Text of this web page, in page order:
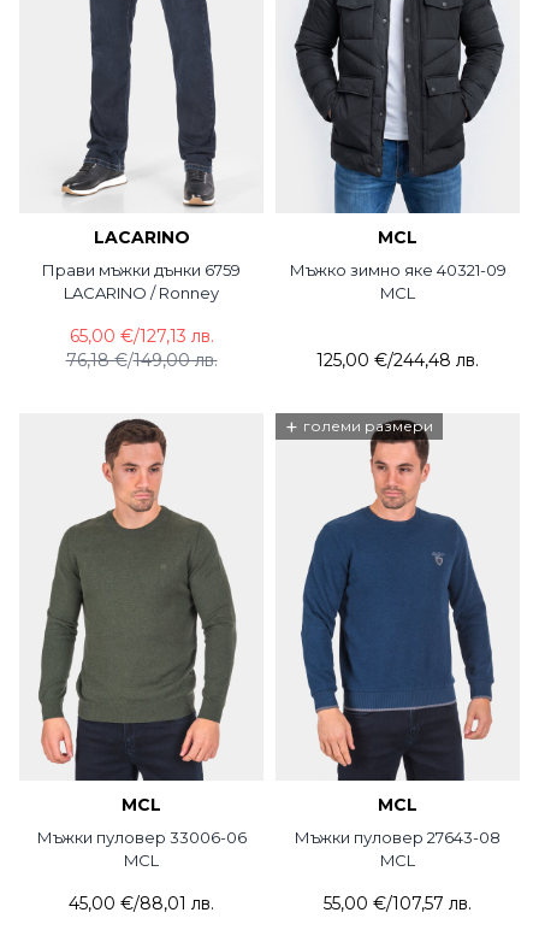
LACARINO
Прави мъжки дънки 6759
LACARINO / Ronney
76,18 €/149,00 лв.
65,00 €/127,13 лв.
MCL
Мъжко зимно яке 40321-09
MCL
125,00 €/244,48 лв.
MCL
Мъжки пуловер 33006-06
MCL
45,00 €/88,01 лв.
+ големи размери
MCL
Мъжки пуловер 27643-08
MCL
55,00 €/107,57 лв.